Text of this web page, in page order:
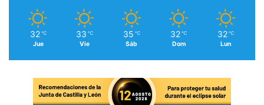
32 ℃
Jue
33 ℃
Vie
35 ℃
Sáb
32 ℃
Dom
32 ℃
Lun